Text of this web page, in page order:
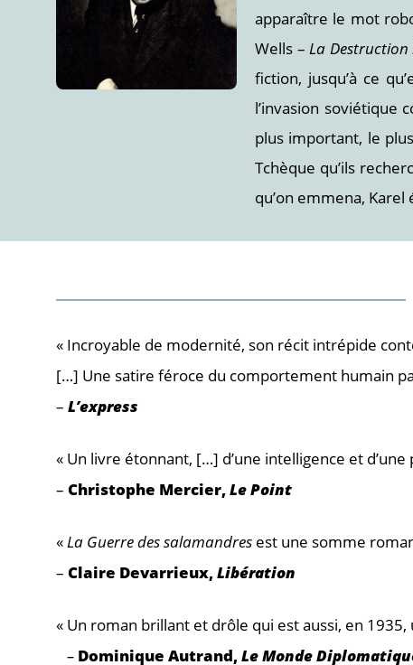
apparaître le mot
Wells –La
fiction, jusqu’à ce
l’invasion soviétique
plus important, le
Tchèque qu’ils
qu’on emmena,
« Incroyable de modernité, son récit intrépide
[…] Une satire féroce du comportement humain
– L’express
« Un livre étonnant, […] d’une intelligence et
– Christophe Mercier,Le Point
«La Guerre des salamandres est une somme
– Claire Devarrieux,Libération
« Un roman brillant et drôle qui est aussi, en
– Dominique Autrand,Le Monde